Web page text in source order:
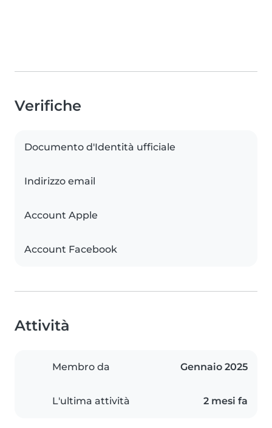
Verifiche
Documento d'Identità ufficiale
Indirizzo email
Account Apple
Account Facebook
Attività
Membro da Gennaio 2025
L'ultima attività 2 mesi fa